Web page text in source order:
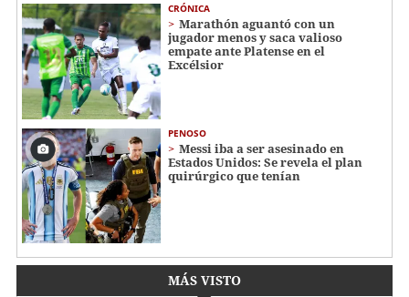
CRÓNICA
Marathón aguantó con un
jugador menos y saca valioso
empate ante Platense en el
Excélsior
PENOSO
Messi iba a ser asesinado en
Estados Unidos: Se revela el plan
quirúrgico que tenían
MÁS VISTO